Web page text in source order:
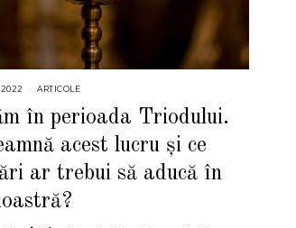
2022
F
E
R
U
E
2
ARTICOLE
în perioada Triodului.
acest lucru și ce
ar trebui să aducă în